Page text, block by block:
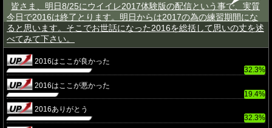
皆さま、明日8/25にウイイレ2017体験版の配信という事で、実質
今日で2016は終了とります。明日からは2017の為の練習期間にな
ると思います。そこでお世話になった2016を総括して思いの丈を述
べてみて下さい。
2016はここが良かった
32.3%
2016はここが悪かった
19.4%
2016ありがとう
32.3%